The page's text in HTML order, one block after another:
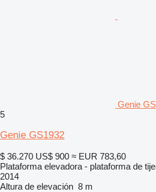
Genie
5
Genie GS1932
$ 36.270 US$ 900 ≈ EUR 783,60
Plataforma elevadora - plataforma de
2014
Altura de elevación 8 m